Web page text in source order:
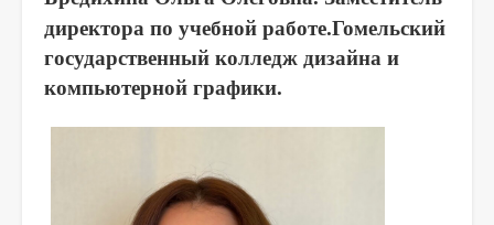
директора по учебной работе.Гомельский
государственный колледж дизайна и
компьютерной графики.